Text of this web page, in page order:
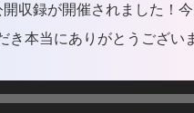
収録が開催されました！
き本当にありがとうござい